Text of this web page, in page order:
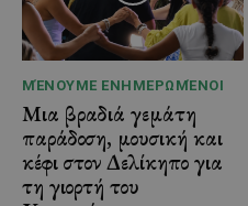
ΜΈΝΟΥΜΕ ΕΝΗΜΕΡΩΜΈΝΟΙ
Μια βραδιά γεμάτη
παράδοση, μουσική και
κέφι στον Δελίκηπο για
τη γιορτή του